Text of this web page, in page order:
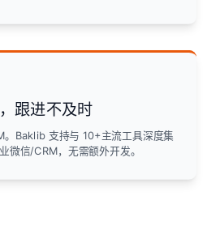
跟进不及时
。Baklib 支持与 10+主流工具深度集
微信/CRM，无需额外开发。